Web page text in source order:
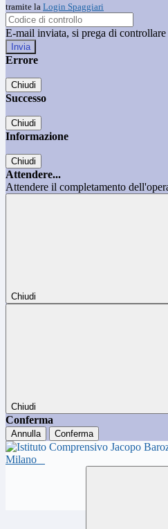
tramite la Login Spaggiari
E-mail inviata, si prega di
Errore
Chiudi
Successo
Chiudi
Informazione
Chiudi
Attendere...
Attendere il completamento
Chiudi
Chiudi
Conferma
Annulla Conferma
Milano